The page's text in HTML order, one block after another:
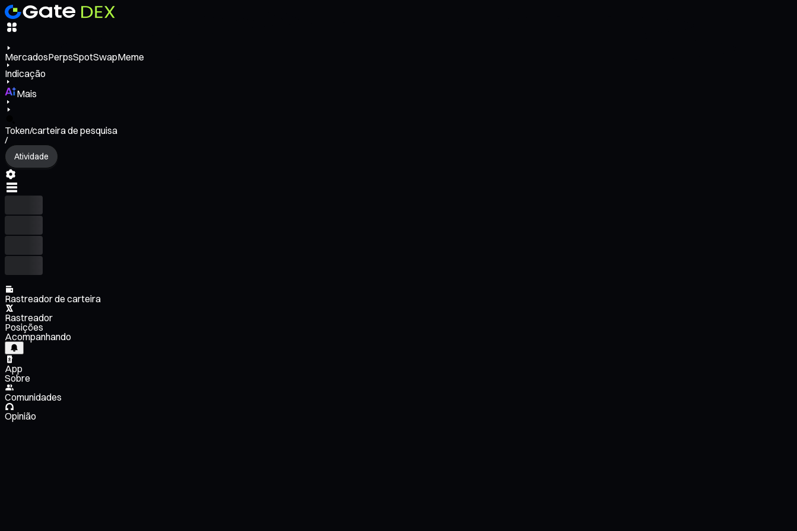
MercadosPerpsSpotSwapMeme
Indicação
Mais
Token/carteira de pesquisa
/
Atividade
Rastreador de carteira
Rastreador
Posições
Acompanhando
App
Sobre
Comunidades
Opinião